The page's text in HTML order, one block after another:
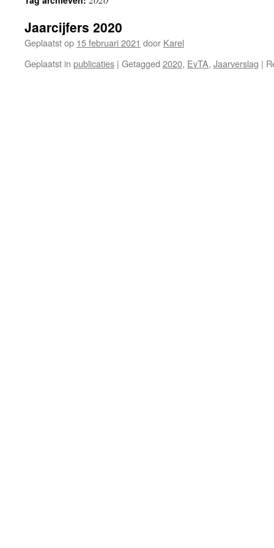
Jaarcijfers 2020
Geplaatst op 15 februari 2021 door Karel
Geplaatst in publicaties | Getagged 2020, EvTA, Jaarverslag |